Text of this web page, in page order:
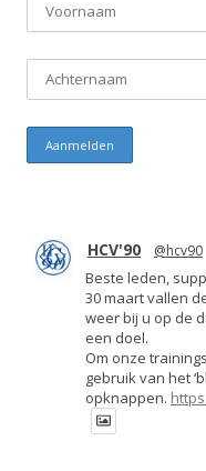
HCV'90 @hcv90
Beste leden,
30 maart vallen
weer bij u op de
een doel.
Om onze
gebruik van het
opknappen.